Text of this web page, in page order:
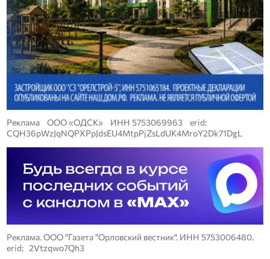
Реклама ООО «ОДСК» ИНН 5753069963 erid:
CQH36pWzJqNQPXPpJdsEU4MtpPjZsLdUK4MroY2Dk71DgL
Реклама. ООО "Газета "Орловский вестник". ИНН 5753006480.
erid: 2Vtzqwo7Qh3